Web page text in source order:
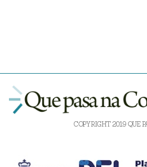
COPYRIGHT 2019 QUE